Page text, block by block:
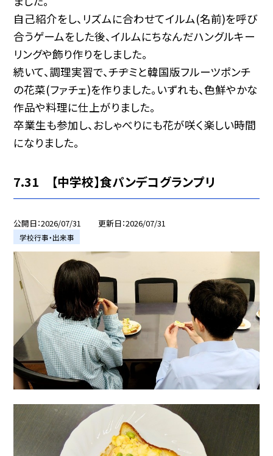
自己紹介をし、リズムに合わせてイルム(名前)を呼び
合うゲームをした後、イルムにちなんだハングルキー
リングや飾り作りをしました。
続いて、調理実習で、チヂミと韓国版フルーツポンチ
の花菜(ファチェ)を作りました。いずれも、色鮮やかな
作品や料理に仕上がりました。
卒業生も参加し、おしゃべりにも花が咲く楽しい時間
になりました。
7.31 【中学校】食パンデコグランプリ
公開日 2026/07/31 更新日 2026/07/31
学校行事・出来事